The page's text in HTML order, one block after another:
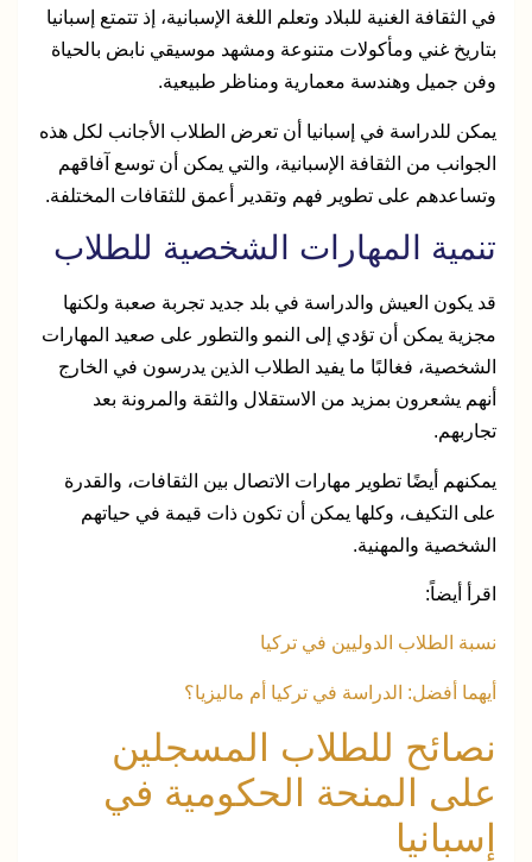
في الثقافة الغنية للبلاد وتعلم اللغة الإسبانية، إذ تتمتع إسبانيا
بتاريخ غني ومأكولات متنوعة ومشهد موسيقي نابض بالحياة
وفن جميل وهندسة معمارية ومناظر طبيعية.
يمكن للدراسة في إسبانيا أن تعرض الطلاب الأجانب لكل هذه
الجوانب من الثقافة الإسبانية، والتي يمكن أن توسع آفاقهم
وتساعدهم على تطوير فهم وتقدير أعمق للثقافات المختلفة.
تنمية المهارات الشخصية للطلاب
قد يكون العيش والدراسة في بلد جديد تجربة صعبة ولكنها
مجزية يمكن أن تؤدي إلى النمو والتطور على صعيد المهارات
الشخصية، فغالبًا ما يفيد الطلاب الذين يدرسون في الخارج
أنهم يشعرون بمزيد من الاستقلال والثقة والمرونة بعد
تجاربهم.
يمكنهم أيضًا تطوير مهارات الاتصال بين الثقافات، والقدرة
على التكيف، وكلها يمكن أن تكون ذات قيمة في حياتهم
الشخصية والمهنية.
اقرأ أيضاً:
نسبة الطلاب الدوليين في تركيا
أيهما أفضل: الدراسة في تركيا أم ماليزيا؟
نصائح للطلاب المسجلين
على المنحة الحكومية في
إسبانيا